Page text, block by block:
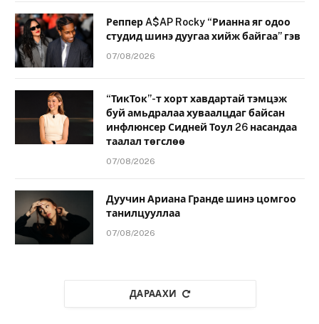
Реппер A$AP Rocky “Рианна яг одоо
студид шинэ дуугаа хийж байгаа” гэв
07/08/2026
“ТикТок”-т хорт хавдартай тэмцэж
буй амьдралаа хуваалцдаг байсан
инфлюнсер Сидней Тоул 26 насандаа
таалал төгслөө
07/08/2026
Дуучин Ариана Гранде шинэ цомгоо
танилцууллаа
07/08/2026
ДАРААХИ